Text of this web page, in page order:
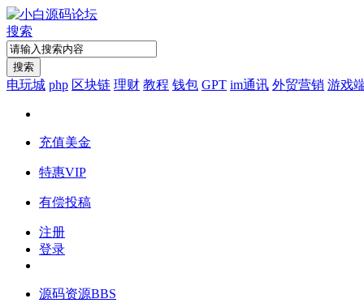
搜索
搜索
电玩城 php 区块链 理财 教程 钱包 GPT im通讯 外贸营销 游戏
充值美金
特惠VIP
有偿投稿
注册
登录
源码资源BBS